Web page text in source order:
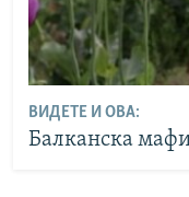
ВИДЕТЕ И ОВА:
Балканска